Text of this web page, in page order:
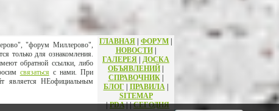
"форум Миллерово",
только для ознакомления.
обратной ссылки, либо
связатьсяс нами. При
является НЕофициальным
ГЛАВНАЯ | ФОРУМ |
НОВОСТИ|
ГАЛЕРЕЯ | ДОСКА
ОБЪЯВЛЕНИЙ |
СПРАВОЧНИК|
БЛОГ | ПРАВИЛА |
SITEMAP
|PDA||СЕГОДНЯ